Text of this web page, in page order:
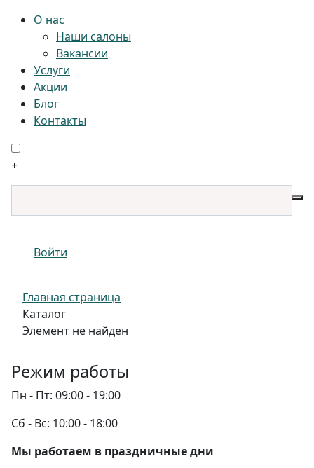
О нас
Наши салоны
Вакансии
Услуги
Акции
Блог
Контакты
+
Войти
Главная страница
Каталог
Элемент не найден
Режим работы
Пн - Пт: 09:00 - 19:00
Сб - Вс: 10:00 - 18:00
Мы работаем в праздничные дни